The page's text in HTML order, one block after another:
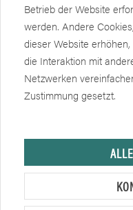
Informationen
Weiteres
Newsletter
Betrieb der Website
werden. Andere
dieser Website
die Interaktion mit
Netzwerken
Zustimmung gesetzt.